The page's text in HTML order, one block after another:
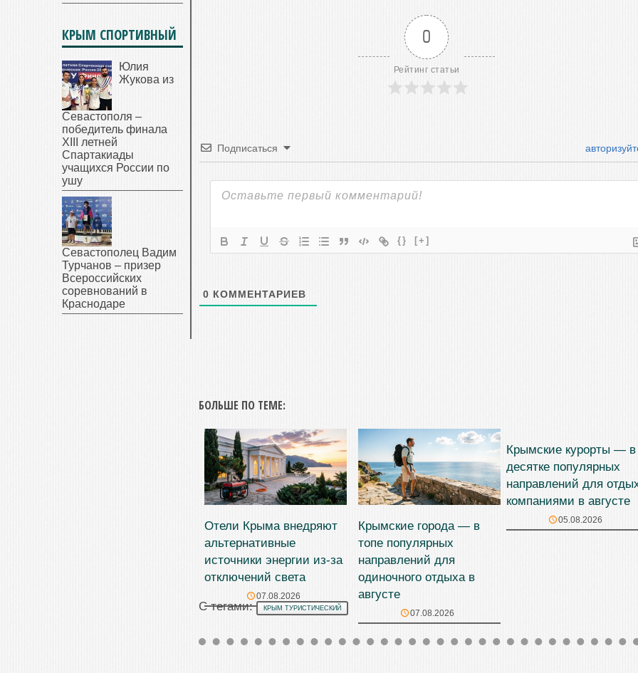
0
Рейтинг статьи
Подписаться
{} [+]
0 КОММЕНТАРИЕВ
БОЛЬШЕ ПО ТЕМЕ:
Отели Крыма внедряют
альтернативные
источники энергии из-за
отключений света
07.08.2026
Крымские города — в
топе популярных
направлений для
одиночного отдыха в
августе
07.08.2026
Крымские курорты — в
десятке популярных
направлений для
компаниями в августе
05.08.2026
С тегами: КРЫМ ТУРИСТИЧЕСКИЙ
КРЫМ СПОРТИВНЫЙ
Юлия
Жукова из
Севастополя –
победитель финала
XIII летней
Спартакиады
учащихся России по
ушу
Севастополец Вадим
Турчанов – призер
Всероссийских
соревнований в
Краснодаре